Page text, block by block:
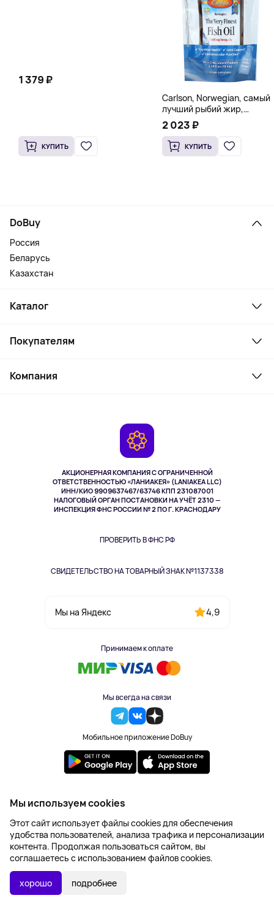
В КОРЗИНУ
1 379 ₽
КУПИТЬ
Carlson, Norwegian, самый
лучший рыбий жир,
натуральный лимон, 15
пакетиков (5 мл) каждый
2 023 ₽
КУПИТЬ
АКЦИОНЕРНАЯ КОМПАНИЯ С ОГРАНИЧЕННОЙ
ОТВЕТСТВЕННОСТЬЮ «ЛАНИАКЕЯ» (LANIAKEA LLC)
ИНН/КИО 9909637467/63746 КПП 231087001
НАЛОГОВЫЙ ОРГАН ПОСТАНОВКИ НА УЧЁТ 2310 —
ИНСПЕКЦИЯ ФНС РОССИИ № 2 ПО Г. КРАСНОДАРУ
ПРОВЕРИТЬ В ФНС РФ
СВИДЕТЕЛЬСТВО НА ТОВАРНЫЙ ЗНАК №1137338
Мы на Яндекс 4,9
Принимаем к оплате
Мы всегда на связи
Мобильное приложение DoBuy
DoBuy
Россия
Беларусь
Казахстан
Каталог
Ноутбуки, мониторы, VR
Косметика и уход
Здоровье питомцев
Одежда и аксессуары
Покупателям
Как заказать
Компания
2023-2026 © DoBuy. Все права защищены
Правила обработки персональных данных
Пользовательское соглашение
Оферта
Создание сайта – NetLab
Мы используем cookies
Этот сайт использует файлы cookies для обеспечения
удобства пользователей, анализа трафика и персонализации
контента. Продолжая пользоваться сайтом, вы
соглашаетесь с использованием файлов cookies.
хорошо подробнее